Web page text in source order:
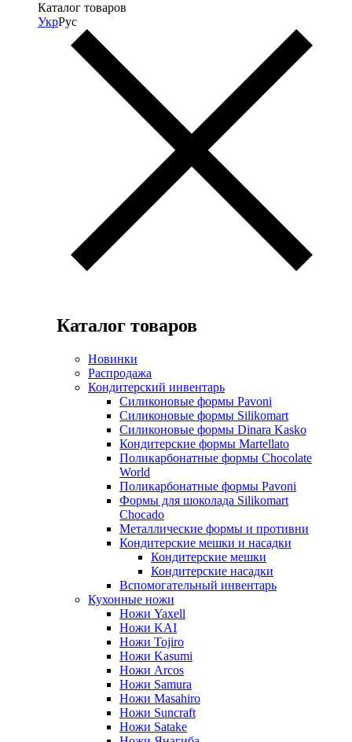
Каталог товаров
УкрРус
Каталог товаров
Новинки
Распродажа
Кондитерский инвентарь
Силиконовые формы Pavoni
Силиконовые формы Silikomart
Силиконовые формы Dinara Kasko
Кондитерские формы Martellato
Поликарбонатные формы Chocolate
World
Поликарбонатные формы Pavoni
Формы для шоколада Silikomart
Chocado
Металлические формы и противни
Кондитерские мешки и насадки
Кондитерские мешки
Кондитерские насадки
Вспомогательный инвентарь
Кухонные ножи
Ножи Yaxell
Ножи KAI
Ножи Tojiro
Ножи Kasumi
Ножи Arcos
Ножи Samura
Ножи Masahiro
Ножи Suncraft
Ножи Satake